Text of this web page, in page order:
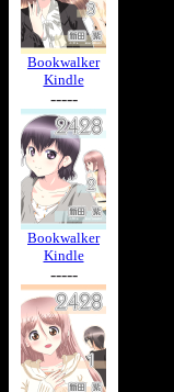
Bookwalker
Kindle
-----
Bookwalker
Kindle
-----